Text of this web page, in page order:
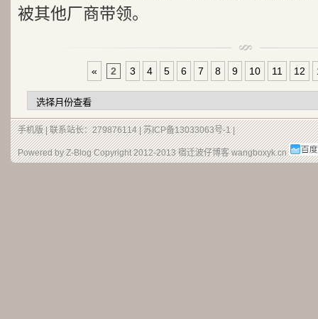
被其他厂商带领。
« 2 3 4 5 6 7 8 9 10 11 12
手机版| 联系站长：279876114 |苏ICP备13033063号-1|
Powered by Z-Blog Copyright 2012-2013宿迁波仔博客wangboxyk.cn